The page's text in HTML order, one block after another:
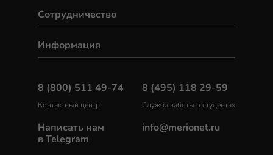
Сотрудничество
Информация
8 (800) 511 49-74
Контактный центр
Написать нам
в Telegram
8 (495) 118 29-59
Служба заботы о студентах
info@merionet.ru